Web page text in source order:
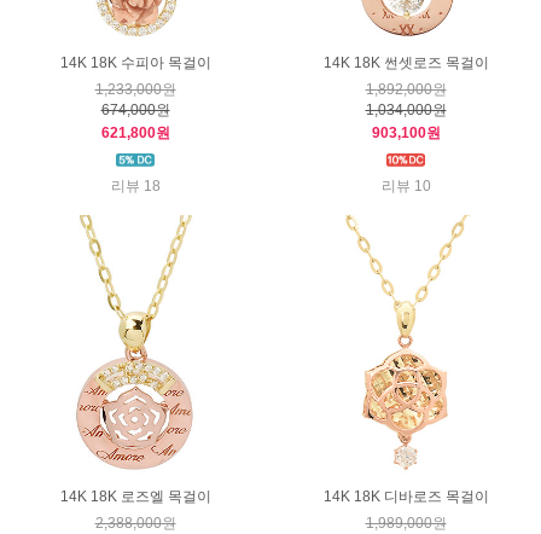
14K 18K 수피아 목걸이
1,233,000원
674,000원
621,800원
리뷰 18
14K 18K 썬셋로즈 목걸이
1,892,000원
1,034,000원
903,100원
리뷰 10
14K 18K 로즈엘 목걸이
2,388,000원
14K 18K 디바로즈 목걸이
1,989,000원